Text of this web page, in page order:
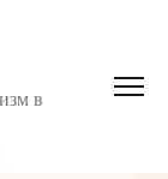
в